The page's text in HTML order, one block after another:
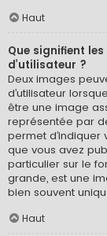
Haut
Que signifient
d’utilisateur ?
Deux images
d’utilisateur
être une image
représentée par
permet
que vous avez
particulier sur le
grande, est une
bien souvent
Haut